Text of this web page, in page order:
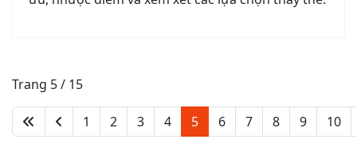
Trang 5 / 15
1 2 3 4 5 6 7 8 9 10